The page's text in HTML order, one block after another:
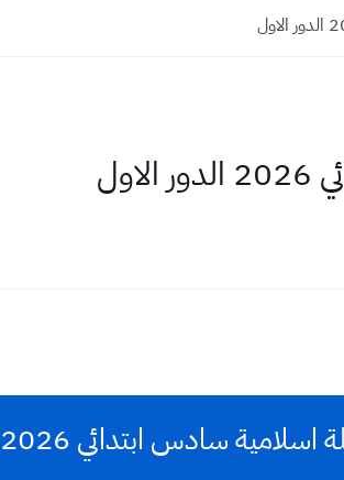
سادس ابتدائي 2026 دور اول